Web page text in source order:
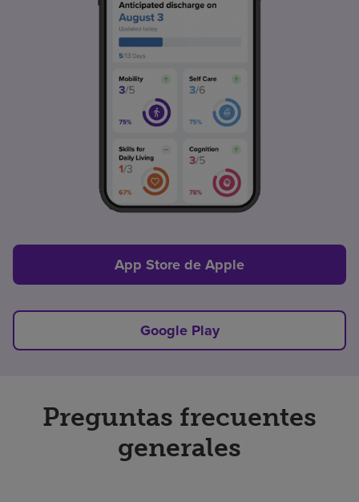
App Store de Apple
Google Play
Preguntas frecuentes
generales